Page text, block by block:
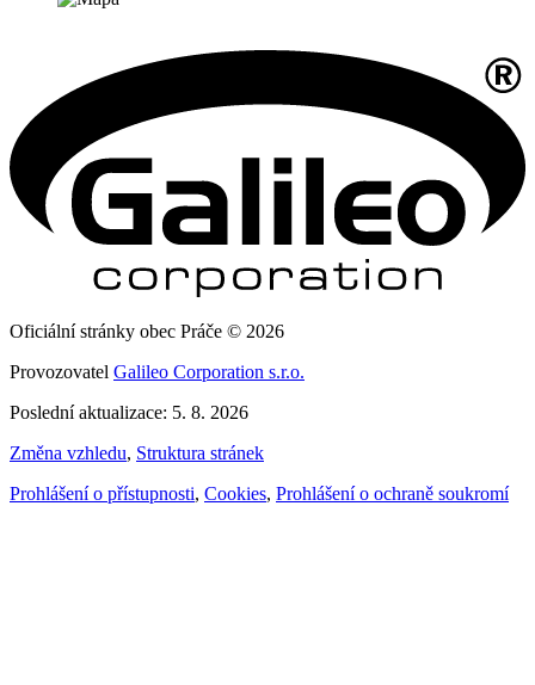
Oficiální stránky obec Práče © 2026
Provozovatel Galileo Corporation s.r.o.
Poslední aktualizace: 5. 8. 2026
Změna vzhledu, Struktura stránek
Prohlášení o přístupnosti, Cookies, Prohlášení o ochraně soukromí